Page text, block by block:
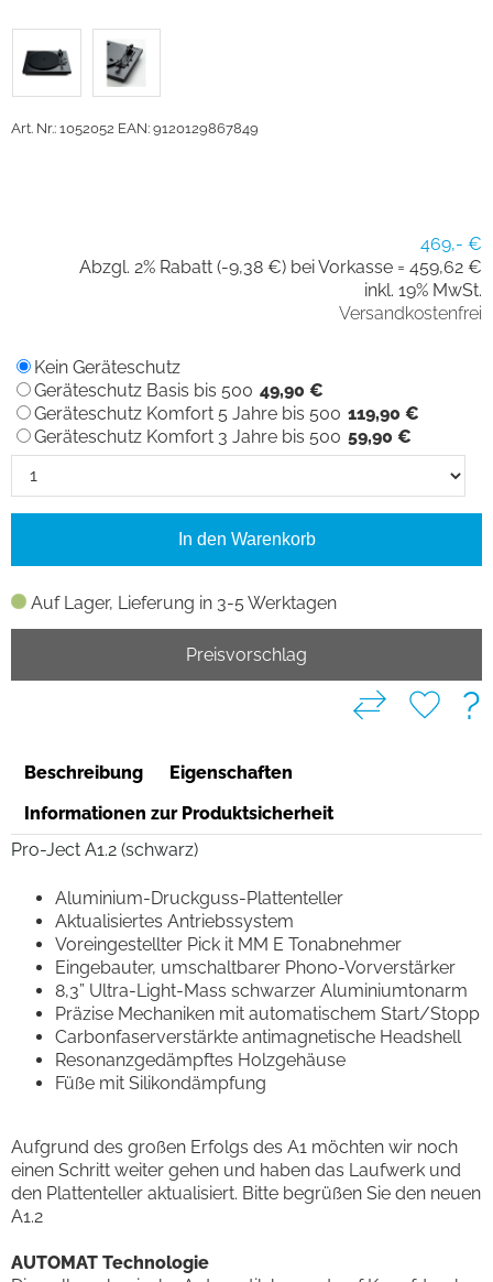
Art. Nr.: 1052052 EAN: 9120129867849
469,- €
Abzgl. 2% Rabatt (-9,38 €) bei Vorkasse = 459,62 €
inkl. 19% MwSt.
Versandkostenfrei
Auf Lager, Lieferung in 3-5 Werktagen
Kein Geräteschutz
Geräteschutz Basis bis 500 49,90 €
Geräteschutz Komfort 5 Jahre bis 500 119,90 €
Geräteschutz Komfort 3 Jahre bis 500 59,90 €
In den Warenkorb
Preisvorschlag
?
Beschreibung
Eigenschaften
Informationen zur Produktsicherheit
Pro-Ject A1.2 (schwarz)
Aluminium-Druckguss-Plattenteller
Aktualisiertes Antriebssystem
Voreingestellter Pick it MM E Tonabnehmer
Eingebauter, umschaltbarer Phono-Vorverstärker
8,3” Ultra-Light-Mass schwarzer Aluminiumtonarm
Präzise Mechaniken mit automatischem Start/Stopp
Carbonfaserverstärkte antimagnetische Headshell
Resonanzgedämpftes Holzgehäuse
Füße mit Silikondämpfung
Aufgrund des großen Erfolgs des A1 möchten wir noch
einen Schritt weiter gehen und haben das Laufwerk und
den Plattenteller aktualisiert. Bitte begrüßen Sie den neuen
A1.2
AUTOMAT Technologie